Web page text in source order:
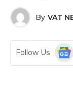
By VAT
Follow Us